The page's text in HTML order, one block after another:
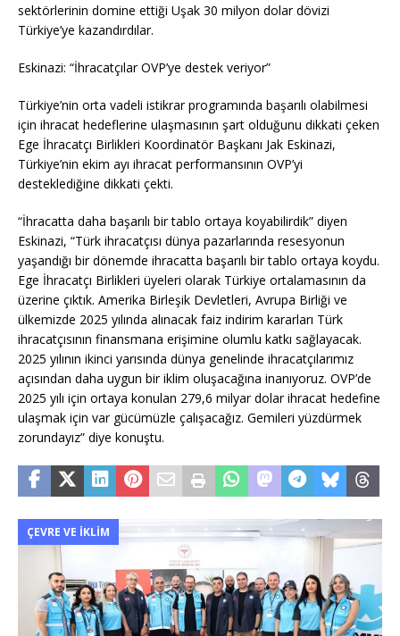
sektörlerinin domine ettiği Uşak 30 milyon dolar dövizi
Türkiye’ye kazandırdılar.
Eskinazi: “İhracatçılar OVP’ye destek veriyor”
Türkiye’nin orta vadeli istikrar programında başarılı olabilmesi
için ihracat hedeflerine ulaşmasının şart olduğunu dikkati çeken
Ege İhracatçı Birlikleri Koordinatör Başkanı Jak Eskinazi,
Türkiye’nin ekim ayı ihracat performansının OVP’yi
desteklediğine dikkati çekti.
“İhracatta daha başarılı bir tablo ortaya koyabilirdik” diyen
Eskinazi, “Türk ihracatçısı dünya pazarlarında resesyonun
yaşandığı bir dönemde ihracatta başarılı bir tablo ortaya koydu.
Ege İhracatçı Birlikleri üyeleri olarak Türkiye ortalamasının da
üzerine çıktık. Amerika Birleşik Devletleri, Avrupa Birliği ve
ülkemizde 2025 yılında alınacak faiz indirim kararları Türk
ihracatçısının finansmana erişimine olumlu katkı sağlayacak.
2025 yılının ikinci yarısında dünya genelinde ihracatçılarımız
açısından daha uygun bir iklim oluşacağına inanıyoruz. OVP’de
2025 yılı için ortaya konulan 279,6 milyar dolar ihracat hedefine
ulaşmak için var gücümüzle çalışacağız. Gemileri yüzdürmek
zorundayız” diye konuştu.
ÇEVRE VE İKLIM